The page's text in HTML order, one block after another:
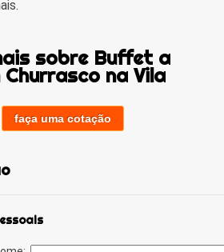
sobre Buffet a
Churrasco na Vila
faça uma cotação